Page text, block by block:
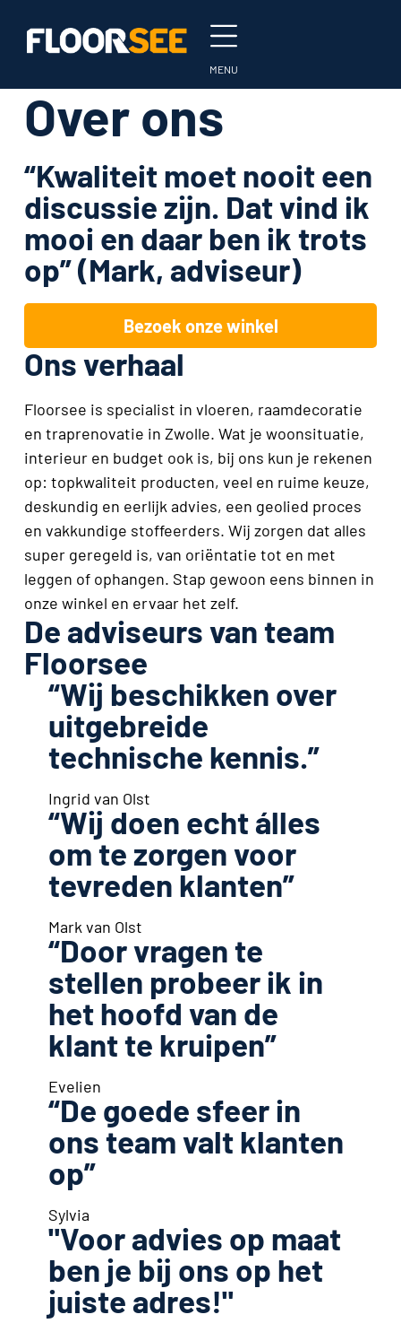
Over ons
“Kwaliteit moet nooit een
discussie zijn. Dat vind ik
mooi en daar ben ik trots
op” (Mark, adviseur)
Bezoek onze winkel
Ons verhaal
Floorsee is specialist in vloeren, raamdecoratie
en traprenovatie in Zwolle. Wat je woonsituatie,
interieur en budget ook is, bij ons kun je rekenen
op: topkwaliteit producten, veel en ruime keuze,
deskundig en eerlijk advies, een geolied proces
en vakkundige stoffeerders. Wij zorgen dat alles
super geregeld is, van oriëntatie tot en met
leggen of ophangen. Stap gewoon eens binnen in
onze winkel en ervaar het zelf.
De adviseurs van team
Floorsee
“Wij beschikken over
uitgebreide
technische kennis.”
Ingrid van Olst
“Wij doen echt álles
om te zorgen voor
tevreden klanten”
Mark van Olst
“Door vragen te
stellen probeer ik in
het hoofd van de
klant te kruipen”
Evelien
“De goede sfeer in
ons team valt klanten
op”
Sylvia
"Voor advies op maat
ben je bij ons op het
juiste adres!"